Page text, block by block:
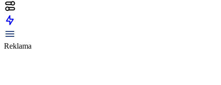
Reklama